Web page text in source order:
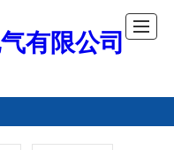
有限公司